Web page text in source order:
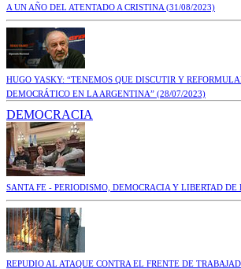
A UN AÑO DEL ATENTADO A CRISTINA (31/08/2023)
HUGO YASKY: “TENEMOS QUE DISCUTIR Y
DEMOCRÁTICO EN LA ARGENTINA” (28/07/2023)
DEMOCRACIA
SANTA FE - PERIODISMO, DEMOCRACIA Y LIBERTAD DE
REPUDIO AL ATAQUE CONTRA EL FRENTE DE